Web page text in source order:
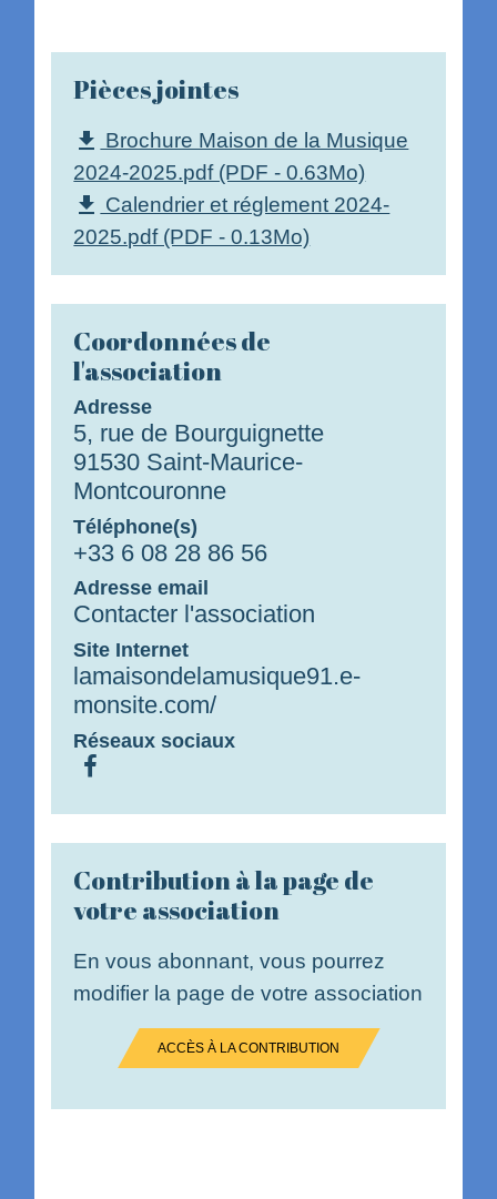
Pièces jointes
file_download Brochure Maison de la Musique
2024-2025.pdf (PDF - 0.63Mo)
file_download Calendrier et réglement 2024-
2025.pdf (PDF - 0.13Mo)
Coordonnées de
l'association
Adresse
5, rue de Bourguignette
91530 Saint-Maurice-
Montcouronne
Téléphone(s)
+33 6 08 28 86 56
Adresse email
Contacter l'association
Site Internet
lamaisondelamusique91.e-
monsite.com/
Réseaux sociaux
Contribution à la page de
votre association
En vous abonnant, vous pourrez
modifier la page de votre association
ACCÈS À LA CONTRIBUTION